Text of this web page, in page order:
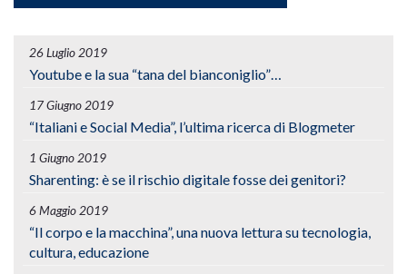
26 Luglio 2019
Youtube e la sua “tana del bianconiglio”…
17 Giugno 2019
“Italiani e Social Media”, l’ultima ricerca di Blogmeter
1 Giugno 2019
Sharenting: è se il rischio digitale fosse dei genitori?
6 Maggio 2019
“Il corpo e la macchina”, una nuova lettura su tecnologia,
cultura, educazione